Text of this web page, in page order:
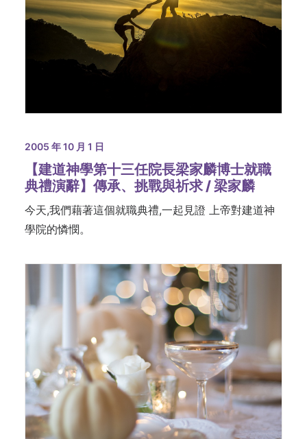
2005 年 10 月 1 日
【建道神學第十三任院長梁家麟博士就職
典禮演辭】傳承、挑戰與祈求 / 梁家麟
今天,我們藉著這個就職典禮,一起見證 上帝對建道神
學院的憐憫。